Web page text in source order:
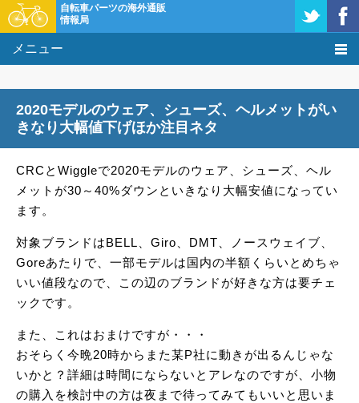
自転車パーツの海外通販
情報局
メニュー
タレコミ掲示板
購入方法
クーポン＆セール
激安情報
2020モデルのウェア、シューズ、ヘルメットがい
きなり大幅値下げほか注目ネタ
CRCとWiggleで2020モデルのウェア、シューズ、ヘル
メットが30～40%ダウンといきなり大幅安値になってい
ます。
対象ブランドはBELL、Giro、DMT、ノースウェイブ、
Goreあたりで、一部モデルは国内の半額くらいとめちゃ
いい値段なので、この辺のブランドが好きな方は要チェ
ックです。
また、これはおまけですが・・・
おそらく今晩20時からまた某P社に動きが出るんじゃな
いかと？詳細は時間にならないとアレなのですが、小物
の購入を検討中の方は夜まで待ってみてもいいと思いま